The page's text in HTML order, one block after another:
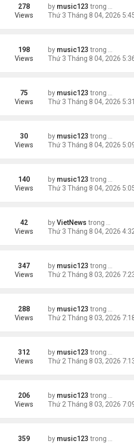
by music123 trong
278
Views
by music123 trong
198
Views
by music123 trong
75
Views
by music123 trong
30
Views
by music123 trong
140
Views
byVietNews trong
42
Views
by music123 trong
347
Views
by music123 trong
288
Views
by music123 trong
312
Views
by music123 trong
206
Views
by music123 trong
359